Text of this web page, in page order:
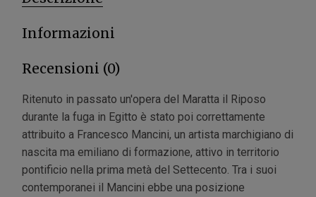
Informazioni
Recensioni (0)
Ritenuto in passato un'opera del Maratta il Riposo
durante la fuga in Egitto è stato poi correttamente
attribuito a Francesco Mancini, un artista marchigiano di
nascita ma emiliano di formazione, attivo in territorio
pontificio nella prima metà del Settecento. Tra i suoi
contemporanei il Mancini ebbe una posizione